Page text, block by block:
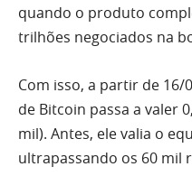
quando o produto
trilhões negociados na
Com isso, a partir de
de Bitcoin passa a valer
mil). Antes, ele valia o
ultrapassando os 60 mil